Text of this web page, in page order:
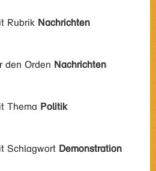
Rubrik Nachrichten
den Orden Nachrichten
Thema Politik
Schlagwort Demonstration